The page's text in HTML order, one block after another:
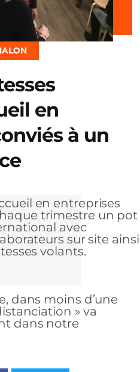
en
à un
en entreprises
trimestre un pot
avec
sur site ainsi
volants.
dans moins d’une
» va
dans notre